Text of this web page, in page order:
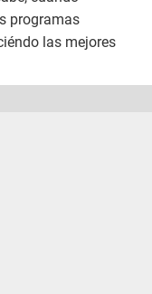
programas
las mejores